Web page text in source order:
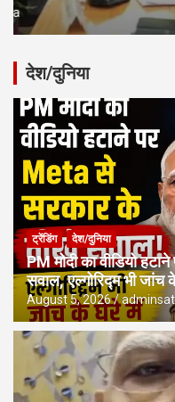
August 6, 2026
देश/दुनिया
ट्रेंडिंग देश/दुनिया
PM मोदी का वीडियो
सवाल, एल्गोरिद्म भी जांच
August 5, 2026